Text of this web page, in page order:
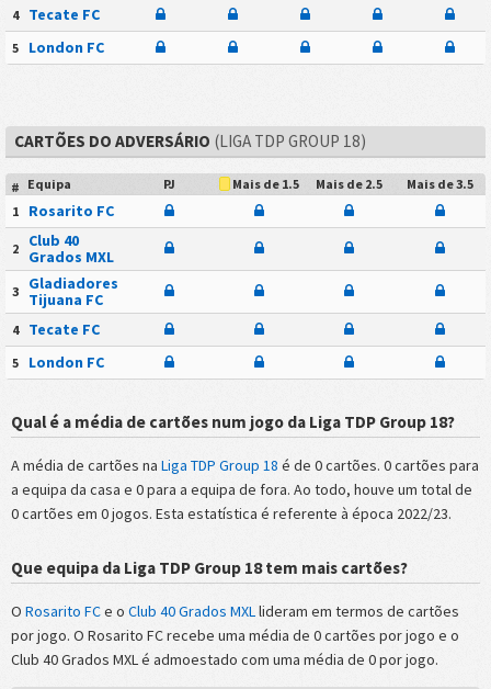
4 Tecate FC
5 London FC
CARTÕES DO ADVERSÁRIO (LIGA TDP GROUP 18)
# Equipa PJ Mais de 1.5 Mais de 2.5
Mais de 3.5
1
Rosarito FC
2
Club 40
Grados MXL
3
Gladiadores
Tijuana FC
4 Tecate FC
5 London FC
Qual é a média de cartões num jogo da Liga TDP Group 18?
A média de cartões na Liga TDP Group 18 é de 0 cartões. 0 cartões para
a equipa da casa e 0 para a equipa de fora. Ao todo, houve um total de
0 cartões em 0 jogos. Esta estatística é referente à época 2022/23.
Que equipa da Liga TDP Group 18 tem mais cartões?
O Rosarito FCe o Club 40 Grados MXLlideram em termos de cartões
por jogo. O Rosarito FC recebe uma média de 0 cartões por jogo e o
Club 40 Grados MXL é admoestado com uma média de 0 por jogo.